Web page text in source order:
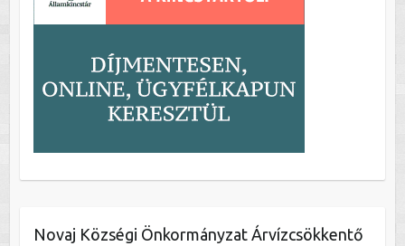
Novaj Községi Önkormányzat Árvízcsökkentő